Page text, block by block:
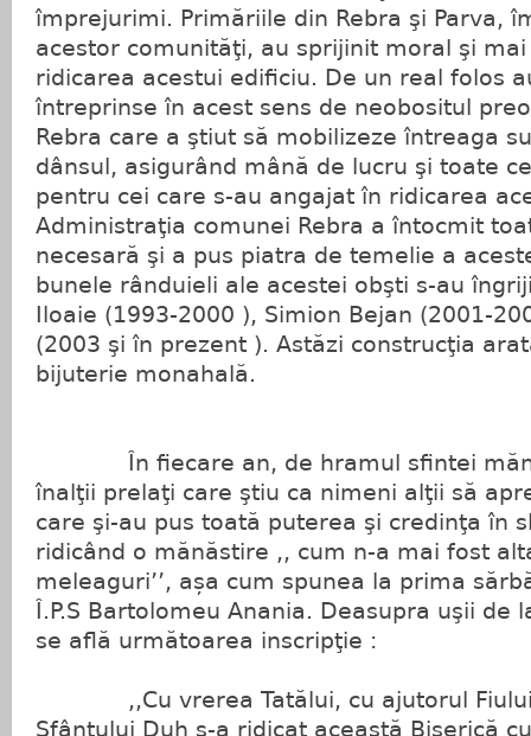
împrejurimi. Primăriile din Rebra şi Parva,
acestor comunităţi, au sprijinit moral şi
ridicarea acestui edificiu. De un real folos
întreprinse în acest sens de neobositul
Rebra care a ştiut să mobilizeze întreaga
dânsul, asigurând mână de lucru şi toate
pentru cei care s-au angajat în ridicarea
Administraţia comunei Rebra a întocmit
necesară şi a pus piatra de temelie a
bunele rânduieli ale acestei obşti s-au
Iloaie (1993-2000 ), Simion Bejan (2001-
(2003 şi în prezent ). Astăzi construcţia
bijuterie monahală.
În fiecare an, de hramul sfintei
înalţii prelaţi care ştiu ca nimeni alţii să
care şi-au pus toată puterea şi credinţa în
ridicând o mănăstire ,, cum n-a mai fost
meleaguri’’, așa cum spunea la prima
Î.P.S Bartolomeu Anania. Deasupra uşii de
se află următoarea inscripţie :
,,Cu vrerea Tatălui, cu ajutorul Fiului
Sfântului Duh s-a ridicat această Biserică